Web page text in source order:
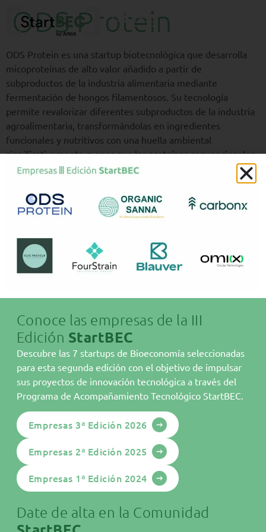
ODS Protein
ODS Protein es una startup biotecnológica que desarrolla
micoproteínas de alto valor añadido a partir de
subproductos de la industria alimentaria mediante
fermentación de hongos filamentosos. Su tecnología
permite revalorizar diferentes subproductos de la industria
agroalimentaria, transformándolas en ingredientes
funcionales y nutritivos con una huella ambiental
significativamente menor que las proteínas convencionales.
La compañía ofrece soluciones escalables y eficientes,
existentes y responder a la creciente demanda global de
proteínas alternativas para alimentación humana y animal.
tecnológica y consistencia, aportando valor tanto a
fabricantes como a marcas que buscan innovación
sostenible sin comprometer rendimiento ni costes.
ODS Protein combina excelencia científica, economía
alimentario más resiliente, eficiente y responsable.
Sobre AINIA
Bioeconomía
Áreas StartBEC
Conoce las empresas de la III
Edición StartBEC
Descubre las 7 startups de Bioeconomía seleccionadas
para esta segunda edición con el objetivo de impulsar
sus proyectos de innovación tecnológica a través del
Programa de Acompañamiento Tecnológico StartBEC.
Empresas 3ª Edición 2026
Empresas 2ª Edición 2025
Empresas 1ª Edición 2024
Date de alta en la Comunidad